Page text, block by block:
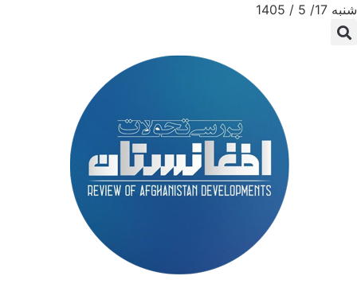
شنبه 17/ 5 / 1405